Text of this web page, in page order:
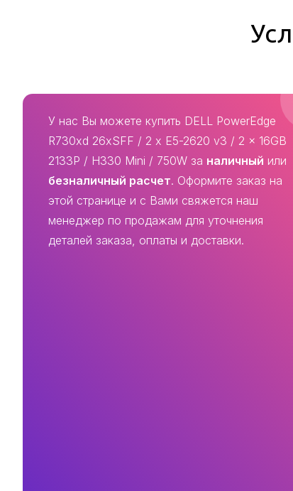
У нас Вы можете купить DELL PowerEdge
R730xd 26xSFF / 2 x E5-2620 v3 / 2 x 16GB
2133P / H330 Mini / 750W за наличный или
безналичный расчет. Оформите заказ на
этой странице и с Вами свяжется наш
менеджер по продажам для уточнения
деталей заказа, оплаты и доставки.